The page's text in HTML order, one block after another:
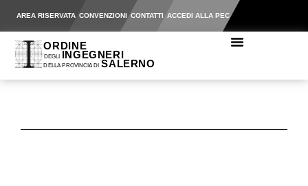
AREA RISERVATA CONVENZIONI CONTATTI ACCEDI ALLA PEC